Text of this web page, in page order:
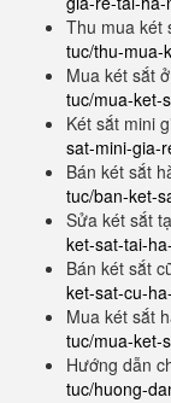
Thu mua két
tuc/thu-mua-
Mua két sắt
tuc/mua-ket-
Két sắt mini
sat-mini-gia-
Bán két sắt
tuc/ban-ket-
Sửa két sắt
ket-sat-tai-
Bán két sắt
ket-sat-cu-
Mua két sắt
tuc/mua-ket-
Hướng dẫn
tuc/huong-